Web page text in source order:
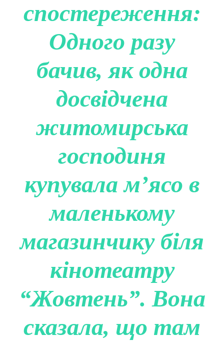
спостереження:
Одного разу
бачив, як одна
досвідчена
житомирська
господиня
купувала м’ясо в
маленькому
магазинчику біля
кінотеатру
“Жовтень”. Вона
сказала, що там